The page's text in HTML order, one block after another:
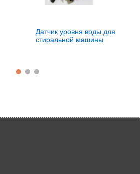
Датчик уровня воды для
стиральной машины